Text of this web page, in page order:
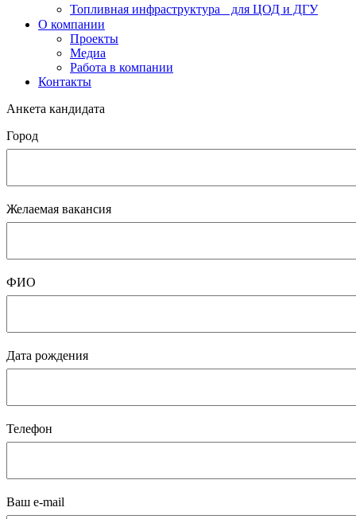
Топливная инфраструктура для ЦОД и ДГУ
О компании
Проекты
Медиа
Работа в компании
Контакты
Анкета кандидата
Город
Желаемая вакансия
ФИО
Дата рождения
Телефон
Ваш e-mail